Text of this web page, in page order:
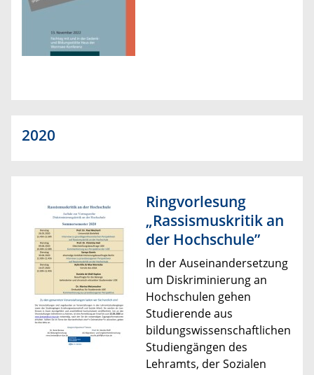
2020
Ringvorlesung
„Rassismuskritik an
der Hochschule”
In der Auseinandersetzung
um Diskriminierung an
Hochschulen gehen
Studierende aus
bildungswissenschaftlichen
Studiengängen des
Lehramts, der Sozialen